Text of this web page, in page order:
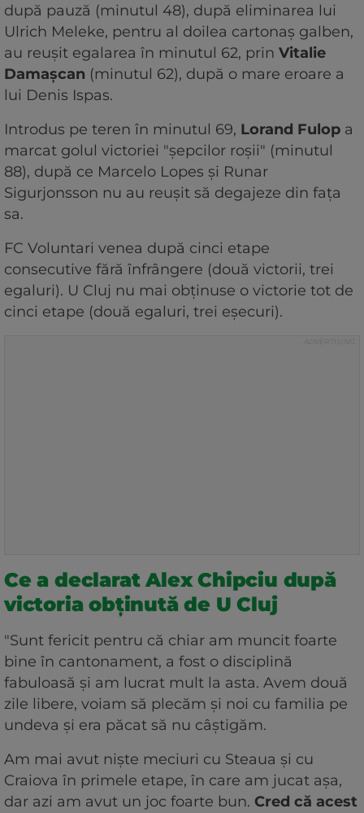
după pauză (minutul 48), după eliminarea lui
Ulrich Meleke, pentru al doilea cartonaş galben,
au reuşit egalarea în minutul 62, prin Vitalie
Damaşcan (minutul 62), după o mare eroare a
lui Denis Ispas.
Introdus pe teren în minutul 69, Lorand Fulop a
marcat golul victoriei "şepcilor roşii" (minutul
88), după ce Marcelo Lopes şi Runar
Sigurjonsson nu au reuşit să degajeze din faţa
sa.
FC Voluntari venea după cinci etape
consecutive fără înfrângere (două victorii, trei
egaluri). U Cluj nu mai obţinuse o victorie tot de
cinci etape (două egaluri, trei eşecuri).
Ce a declarat Alex Chipciu după
victoria obținută de U Cluj
"Sunt fericit pentru că chiar am muncit foarte
bine în cantonament, a fost o disciplină
fabuloasă și am lucrat mult la asta. Avem două
zile libere, voiam să plecăm și noi cu familia pe
undeva și era păcat să nu câștigăm.
Am mai avut niște meciuri cu Steaua și cu
Craiova în primele etape, în care am jucat așa,
dar azi am avut un joc foarte bun. Cred că acest